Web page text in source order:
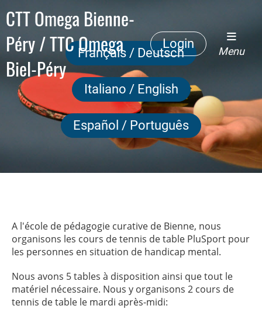
CTT Omega Bienne-
Péry / TTC Omega
Biel-Péry
Login
Menu
Français / Deutsch
Italiano / English
Español / Português
A l'école de pédagogie curative de Bienne, nous
organisons les cours de tennis de table PluSport pour
les personnes en situation de handicap mental.
Nous avons 5 tables à disposition ainsi que tout le
matériel nécessaire. Nous y organisons 2 cours de
tennis de table le mardi après-midi: